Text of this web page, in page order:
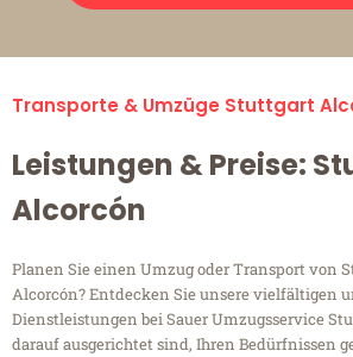
Transporte & Umzüge Stuttgart
Leistungen & Preise:
Alcorcón
Planen Sie einen Umzug oder Transport von
Alcorcón? Entdecken Sie unsere vielfältigen
Dienstleistungen bei Sauer Umzugsservice
darauf ausgerichtet sind, Ihren Bedürfnissen